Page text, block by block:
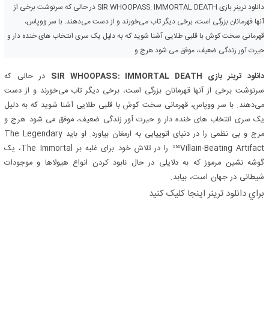
دانلود ترینر بازی SIR WHOOPASS: IMMORTAL DEATH در حالی که سرنوشت برخی از
آنها قهرمانان بزرگی است، برخی دیگر تاب می‌خورند و از دست می‌دهند. با سر ووپاس،
قهرمانی سخت کوش با قلبی طلایی آشنا شوید که به دلیل یک سری انتخاب های خنده دار و
حیرت آور زندگی ضعیف، موفق می شود هرج و
دانلود ترینر بازی SIR WHOOPASS: IMMORTAL DEATH
در حالی که
سرنوشت برخی از آنها قهرمانان بزرگی است، برخی دیگر تاب می‌خورند و از دست
می‌دهند. با سر ووپاس، قهرمانی سخت کوش با قلبی طلایی آشنا شوید که به دلیل
یک سری انتخاب های خنده دار و حیرت آور زندگی ضعیف، موفق می شود هرج و
مرج و بی نظمی را در دنیای اتوپیایی به ارمغان بیاورد. او باید The Legendary
Villain-Beating Artifact™ را در تلاش خود برای غلبه بر The Immortal، یک
گوشه نشین مرموز که به دلایلی در حال نابود کردن انواع هیولاها و موجودات
شیطانی در جهان است، بیابد.
براي دانلود ترینر اينجا کليک کنيد